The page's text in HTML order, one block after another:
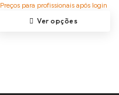
Preços para profissionais após login
Ver opções